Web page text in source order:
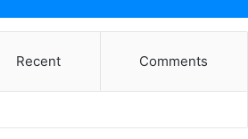
Recent Comments